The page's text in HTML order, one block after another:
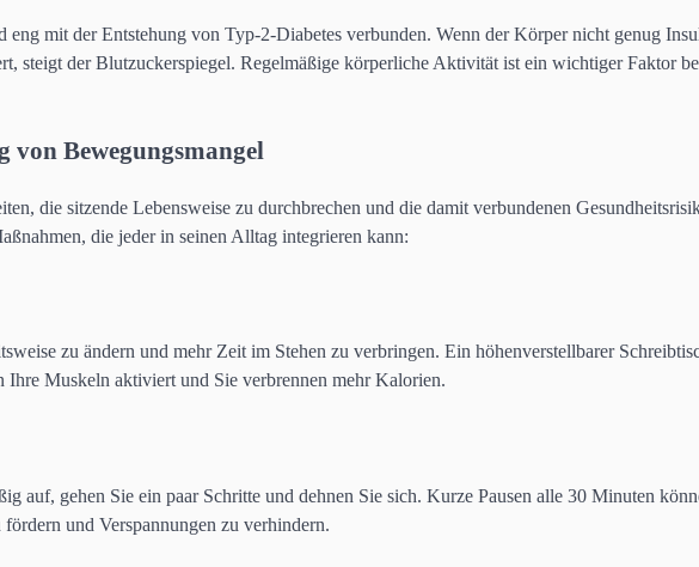
mit der Entstehung von Typ-2-Diabetes verbunden. Wenn der Körper nicht genug
steigt der Blutzuckerspiegel. Regelmäßige körperliche Aktivität ist ein wichtiger Faktor
Bewegungsmangel
die sitzende Lebensweise zu durchbrechen und die damit verbundenen
die jeder in seinen Alltag integrieren kann:
zu ändern und mehr Zeit im Stehen zu verbringen. Ein höhenverstellbarer
Ihre Muskeln aktiviert und Sie verbrennen mehr Kalorien.
auf, gehen Sie ein paar Schritte und dehnen Sie sich. Kurze Pausen alle 30 Minuten
und Verspannungen zu verhindern.